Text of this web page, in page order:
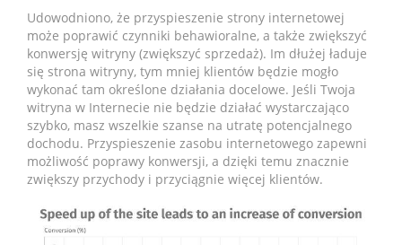
Udowodniono, że przyspieszenie strony internetowej
może poprawić czynniki behawioralne, a także zwiększyć
konwersję witryny (zwiększyć sprzedaż). Im dłużej ładuje
się strona witryny, tym mniej klientów będzie mogło
wykonać tam określone działania docelowe. Jeśli Twoja
witryna w Internecie nie będzie działać wystarczająco
szybko, masz wszelkie szanse na utratę potencjalnego
dochodu. Przyspieszenie zasobu internetowego zapewni
możliwość poprawy konwersji, a dzięki temu znacznie
zwiększy przychody i przyciągnie więcej klientów.